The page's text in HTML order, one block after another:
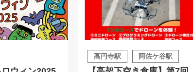
高円寺駅 阿佐ケ谷駅